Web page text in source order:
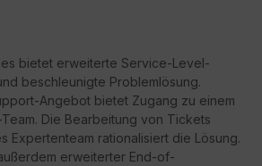
bietet erweiterte Service-Level-
beschleunigte Problemlösung.
Angebot bietet Zugang zu einem
Die Bearbeitung von Tickets
Expertenteam rationalisiert die Lösung.
erweiterter End-of-